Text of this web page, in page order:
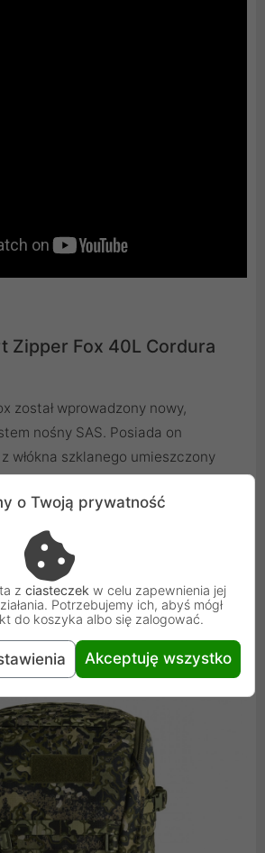
Zipper Fox 40L Cordura
został wprowadzony nowy,
nośny SAS. Posiada on
włókna szklanego umieszczony
Siatki systemu nośnego zostały
komfort podczas noszenia
mechacenie i brudzenie. Przy
się również osobna kieszeń
Dostęp jest od zewnątrz
plecaka. We wnętrzu
się kieszenie i przegrody
ekwipunku.
o Twoją prywatność
z ciasteczek w celu zapewnienia jej
Potrzebujemy ich, abyś mógł
do koszyka albo się zalogować.
Akceptuję wszystko